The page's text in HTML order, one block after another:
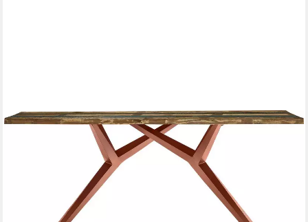
SIT
Esstisch, Platte Altholz lackiert
1.785,00 €
lieferbar - in 7-9 Werktagen bei dir